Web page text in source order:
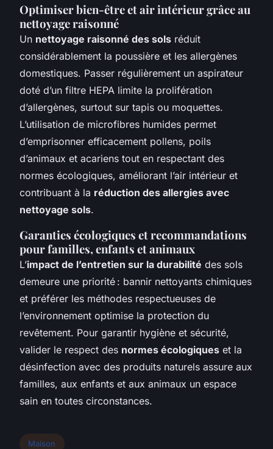
Optimiser bien-être et air intérieur grâce au
nettoyage raisonné
Un nettoyage raisonné des sols réduit
considérablement la poussière et les allergènes
domestiques. Passer régulièrement un aspirateur
doté d’un filtre HEPA limite la prolifération
d’allergènes, surtout sur tapis ou moquettes.
L’utilisation de microfibres humides permet
d’emprisonner efficacement pollens, poils
d’animaux et acariens tout en respectant des
normes écologiques, améliorant l’air intérieur et
contribuant à la réduction des allergies avec
nettoyage sols.
Garanties écologiques et recommandations
pour familles, enfants et animaux
L’impact de l’entretien sur la durabilité des sols
demeure une priorité : bannir nettoyants chimiques
et préférer les méthodes respectueuses de
l’environnement optimise la protection du
revêtement. Pour garantir hygiène et sécurité,
valider le respect des normes écologiques et la
désinfection avec des produits naturels assure aux
familles, aux enfants et aux animaux un espace
sain en toutes circonstances.
Maison